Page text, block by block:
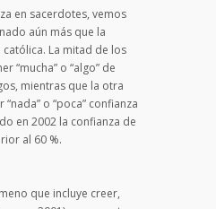
en sacerdotes, vemos
aún más que la
católica. La mitad de los
“mucha” o “algo” de
mientras que la otra
o “poca” confianza
en 2002 la confianza de
al 60 %.
que incluye creer,